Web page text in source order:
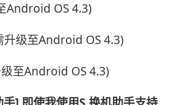
Android OS 4.3)
升级至Android OS 4.3)
至Android OS 4.3)